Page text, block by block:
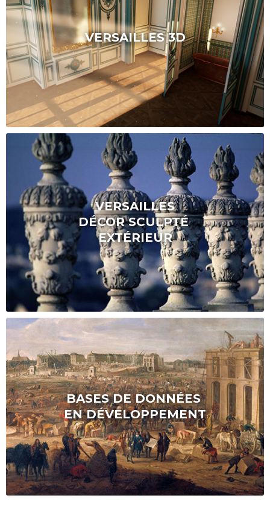
VERSAILLES 3D
VERSAILLES
DÉCOR SCULPTÉ
EXTÉRIEUR
BASES DE DONNÉES
EN DÉVELOPPEMENT